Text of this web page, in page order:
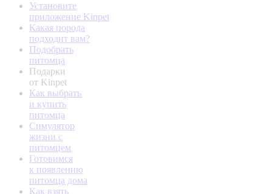
Установите
приложение Kinpet
Какая порода
подходит вам?
Подобрать
питомца
Подарки
от Kinpet
Как выбрать
и купить
питомца
Симулятор
жизни с
питомцем
Готовимся
к появлению
питомца дома
Как взять